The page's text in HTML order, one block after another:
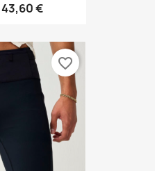
43,60 €
favorite_border